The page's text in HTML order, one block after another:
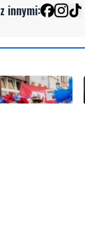
innymi: